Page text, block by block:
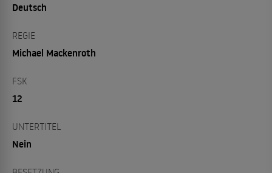
Deutsch
REGIE
Michael Mackenroth
FSK
12
UNTERTITEL
Nein